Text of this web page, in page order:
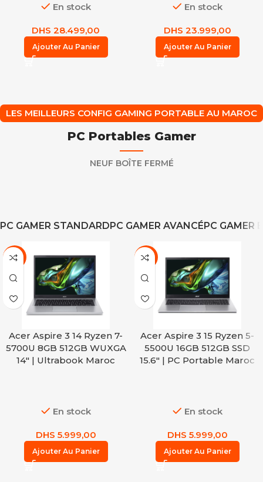
En stock
DHS 28.499,00
Ajouter Au Panier
En stock
DHS 23.999,00
Ajouter Au Panier
LES MEILLEURS CONFIG GAMING PORTABLE AU MAROC
PC Portables Gamer
NEUF BOÎTE FERMÉ
PC GAMER STANDARDPC GAMER AVANCÉPC GAMER
-8%
Acer Aspire 3 14 Ryzen 7-
5700U 8GB 512GB WUXGA
14″ | Ultrabook Maroc
En stock
DHS 5.999,00
Ajouter Au Panier
-8%
Acer Aspire 3 15 Ryzen 5-
5500U 16GB 512GB SSD
15.6″ | PC Portable Maroc
En stock
DHS 5.999,00
Ajouter Au Panier